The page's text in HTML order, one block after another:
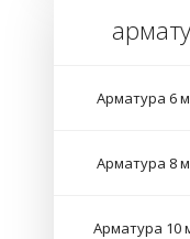
Арматура 6
Арматура 8
Арматура 10